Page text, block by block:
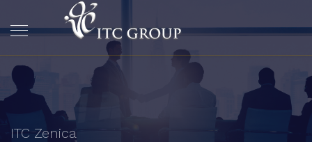
ITC Zenica